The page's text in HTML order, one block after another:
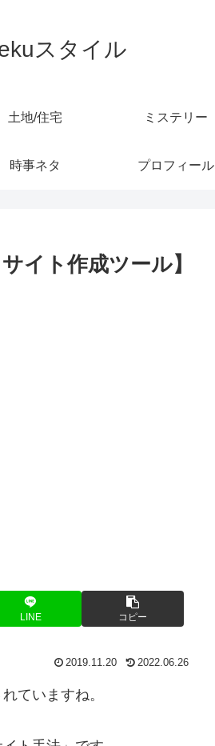
スタイル
土地/住宅 ミステリー
時事ネタ プロフィール
イト作成ツール】
LINE コピー
2019.11.20 2022.06.26
ていますね。